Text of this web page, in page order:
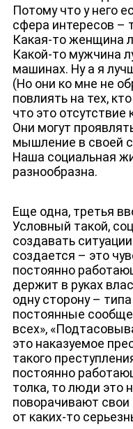
ДЕПУТАТЫ К
Потому что у него
сфера интересов –
Какая-то женщина
Какой-то мужчина
машинах. Ну а я
(Но они ко мне не
повлиять на тех,
что это
Они могут
мышление в своей
Наша социальная
разнообразна.
Еще одна, третья
Условный такой,
создавать
создается – это
постоянно
держит в руках
одну сторону –
постоянные
всех»,
это наказуемое
такого
постоянно
толка, то люди это
поворачивают
от каких-то